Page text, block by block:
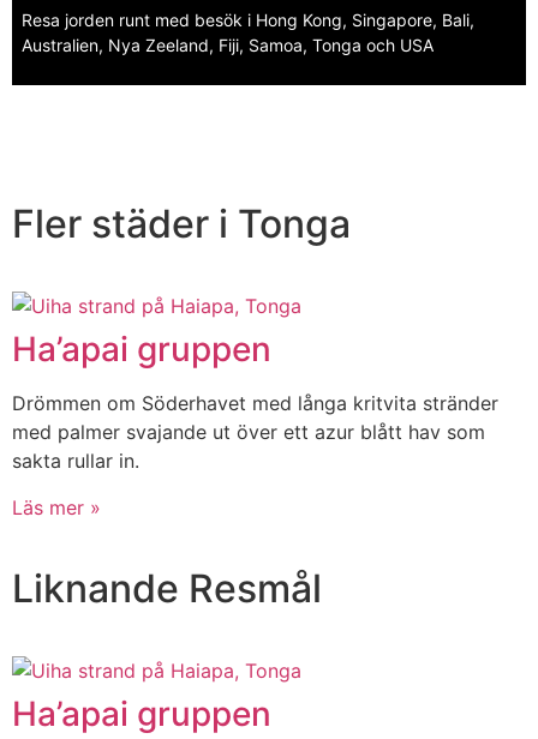
Resa jorden runt med besök i Hong Kong, Singapore, Bali,
Australien, Nya Zeeland, Fiji, Samoa, Tonga och USA
Fler städer i Tonga
Ha’apai gruppen
Drömmen om Söderhavet med långa kritvita stränder
med palmer svajande ut över ett azur blått hav som
sakta rullar in.
Läs mer »
Liknande Resmål
Ha’apai gruppen